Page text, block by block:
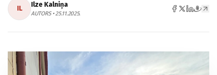
IL Ilze Kalniņa
AUTORS • 25.11.2025.